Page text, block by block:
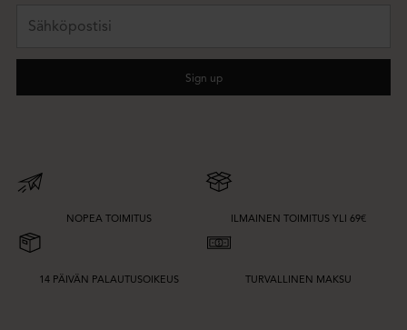
Sign up
NOPEA TOIMITUS ILMAINEN TOIMITUS YLI 69€
14 PÄIVÄN PALAUTUSOIKEUS TURVALLINEN MAKSU